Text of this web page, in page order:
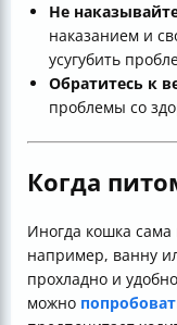
Не
наказанием и
усугубить
Обратитесь к
проблемы со
Когда
Иногда кошка
например, ванну
прохладно и
можно